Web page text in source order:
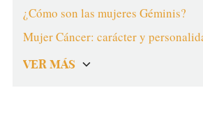
¿Cómo son las mujeres Géminis?
Mujer Cáncer: carácter y